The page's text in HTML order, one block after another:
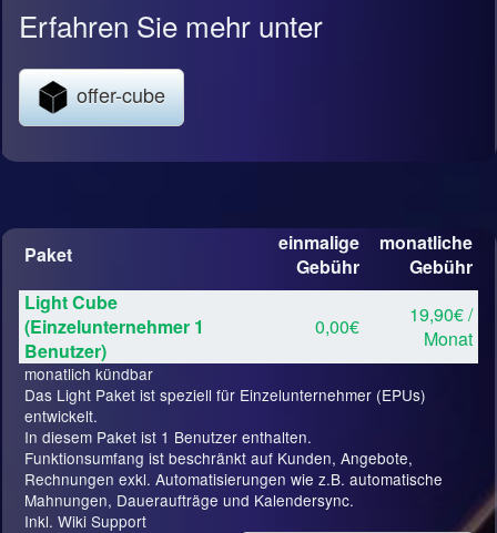
Erfahren Sie mehr unter
offer-cube
Paket
einmalige
Gebühr
monatliche
Gebühr
Light Cube
(Einzelunternehmer 1
Benutzer)
0,00€
19,90€ /
Monat
monatlich kündbar
Das Light Paket ist speziell für Einzelunternehmer (EPUs)
entwickelt.
In diesem Paket ist 1 Benutzer enthalten.
Funktionsumfang ist beschränkt auf Kunden, Angebote,
Rechnungen exkl. Automatisierungen wie z.B. automatische
Mahnungen, Daueraufträge und Kalendersync.
Inkl. Wiki Support